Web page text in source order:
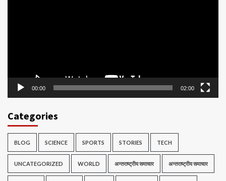
00:00 02:00
Categories
BLOG SCIENCE SPORTS STORIES TECH
UNCATEGORIZED WORLD अन्तराष्ट्रीय समाचार अन्तराष्ट्रीय समाचार